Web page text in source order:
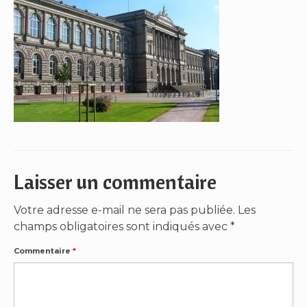
Laisser un commentaire
Votre adresse e-mail ne sera pas publiée. Les
champs obligatoires sont indiqués avec *
Commentaire *